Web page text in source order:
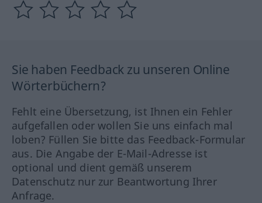
Sie haben Feedback zu unseren Online
Wörterbüchern?
Fehlt eine Übersetzung, ist Ihnen ein Fehler
aufgefallen oder wollen Sie uns einfach mal
loben? Füllen Sie bitte das Feedback-Formular
aus. Die Angabe der E-Mail-Adresse ist
optional und dient gemäß unserem
Datenschutz nur zur Beantwortung Ihrer
Anfrage.